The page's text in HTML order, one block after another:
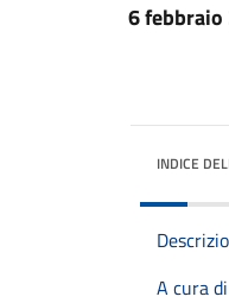
6 febbraio
INDICE
A cura di